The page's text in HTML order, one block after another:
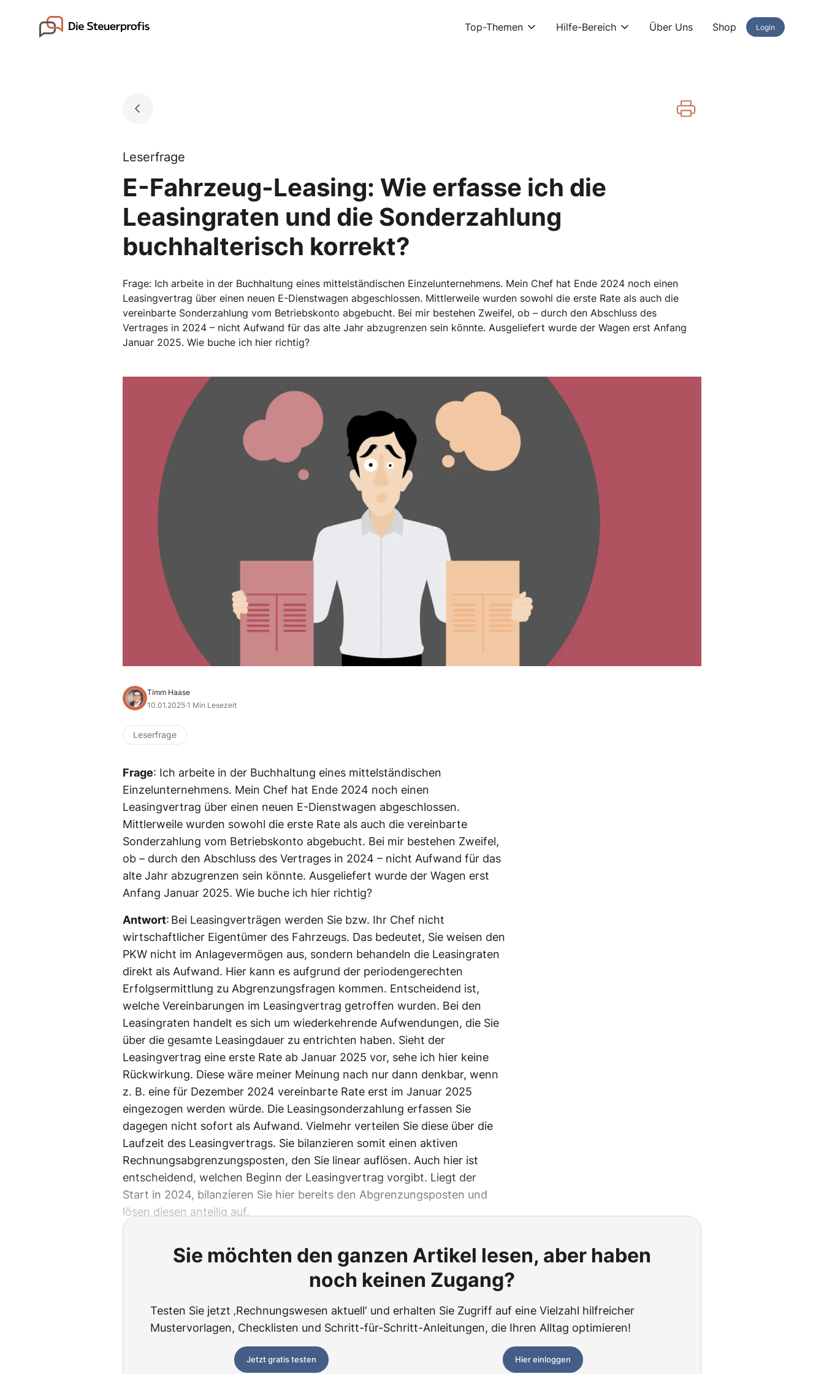
Go to landing page. Top-Themen Hilfe-Bereich Über Uns Shop Login
Leserfrage
E-Fahrzeug-Leasing: Wie erfasse ich die
Leasingraten und die Sonderzahlung
buchhalterisch korrekt?
Frage: Ich arbeite in der Buchhaltung eines mittelständischen Einzelunternehmens. Mein Chef hat Ende 2024 noch einen
Leasingvertrag über einen neuen E-Dienstwagen abgeschlossen. Mittlerweile wurden sowohl die erste Rate als auch die
vereinbarte Sonderzahlung vom Betriebskonto abgebucht. Bei mir bestehen Zweifel, ob – durch den Abschluss des
Vertrages in 2024 – nicht Aufwand für das alte Jahr abzugrenzen sein könnte. Ausgeliefert wurde der Wagen erst Anfang
Januar 2025. Wie buche ich hier richtig?
Timm Haase
10.01.2025·1 Min Lesezeit
Leserfrage
Frage: Ich arbeite in der Buchhaltung eines mittelständischen
Einzelunternehmens. Mein Chef hat Ende 2024 noch einen
Leasingvertrag über einen neuen E-Dienstwagen abgeschlossen.
Mittlerweile wurden sowohl die erste Rate als auch die vereinbarte
Sonderzahlung vom Betriebskonto abgebucht. Bei mir bestehen Zweifel,
ob – durch den Abschluss des Vertrages in 2024 – nicht Aufwand für das
alte Jahr abzugrenzen sein könnte. Ausgeliefert wurde der Wagen erst
Anfang Januar 2025. Wie buche ich hier richtig?
Antwort: Bei Leasingverträgen werden Sie bzw. Ihr Chef nicht
wirtschaftlicher Eigentümer des Fahrzeugs. Das bedeutet, Sie weisen den
PKW nicht im Anlagevermögen aus, sondern behandeln die Leasingraten
direkt als Aufwand. Hier kann es aufgrund der periodengerechten
Erfolgsermittlung zu Abgrenzungsfragen kommen. Entscheidend ist,
welche Vereinbarungen im Leasingvertrag getroffen wurden. Bei den
Leasingraten handelt es sich um wiederkehrende Aufwendungen, die Sie
über die gesamte Leasingdauer zu entrichten haben. Sieht der
Leasingvertrag eine erste Rate ab Januar 2025 vor, sehe ich hier keine
Rückwirkung. Diese wäre meiner Meinung nach nur dann denkbar, wenn
z. B. eine für Dezember 2024 vereinbarte Rate erst im Januar 2025
eingezogen werden würde. Die Leasingsonderzahlung erfassen Sie
dagegen nicht sofort als Aufwand. Vielmehr verteilen Sie diese über die
Laufzeit des Leasingvertrags. Sie bilanzieren somit einen aktiven
Rechnungsabgrenzungsposten, den Sie linear auflösen. Auch hier ist
entscheidend, welchen Beginn der Leasingvertrag vorgibt. Liegt der
Start in 2024, bilanzieren Sie hier bereits den Abgrenzungsposten und
lösen diesen anteilig auf.
Sie möchten den ganzen Artikel lesen, aber haben
noch keinen Zugang?
Testen Sie jetzt ‚Rechnungswesen aktuell‘ und erhalten Sie Zugriff auf eine Vielzahl hilfreicher
Mustervorlagen, Checklisten und Schritt-für-Schritt-Anleitungen, die Ihren Alltag optimieren!
Jetzt gratis testen Hier einloggen